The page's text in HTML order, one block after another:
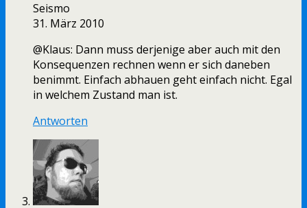
Seismo
31. März 2010
@Klaus: Dann muss derjenige aber auch mit den
Konsequenzen rechnen wenn er sich daneben
benimmt. Einfach abhauen geht einfach nicht. Egal
in welchem Zustand man ist.
Antworten